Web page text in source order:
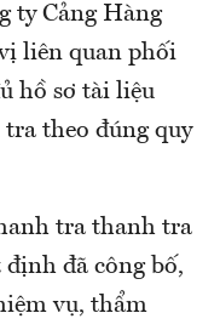
ty Cảng Hàng
liên quan phối
hồ sơ tài liệu
tra theo đúng quy
tra thanh tra
đã công bố,
vụ, thẩm